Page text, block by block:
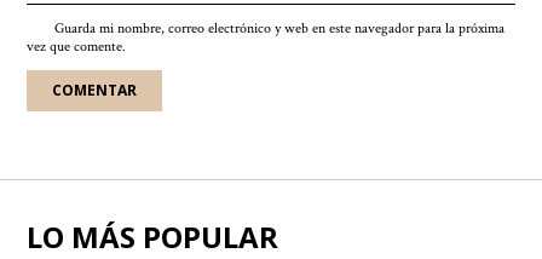
Guarda mi nombre, correo electrónico y web en este navegador para la próxima
vez que comente.
LO MÁS POPULAR